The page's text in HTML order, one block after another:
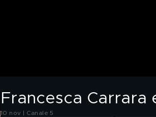
Francesca Carrara
10 nov | Canale 5